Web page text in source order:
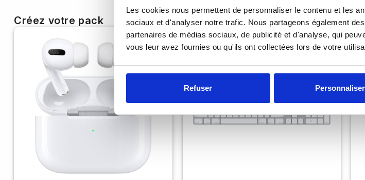
Les cookies nous permettent de personnaliser le contenu et les
sociaux et d'analyser notre trafic. Nous partageons également
partenaires de médias sociaux, de publicité et d'analyse, qui
vous leur avez fournies ou qu'ils ont collectées lors de votre
Refuser Personnaliser
Créez votre pack